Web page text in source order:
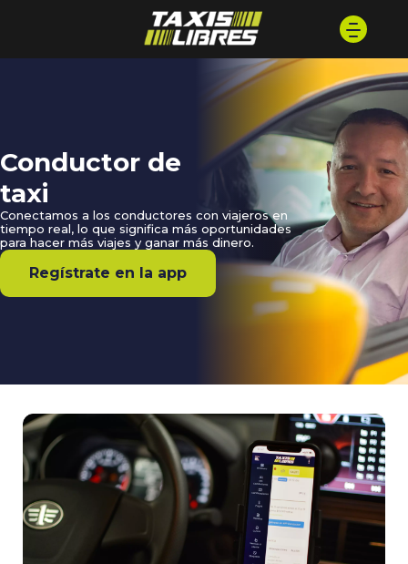
Conductor de
taxi
Conectamos a los conductores con viajeros en
tiempo real, lo que significa más oportunidades
para hacer más viajes y ganar más dinero.
Regístrate en la app